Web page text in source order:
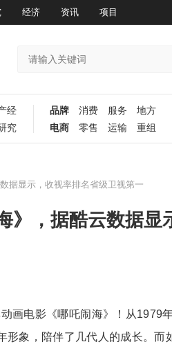
经济 资讯 项目
经
究
品牌 消费 服务
地方
电商
零售 运输 重组
据显示，收视率排名省级卫视第一
》，据酷云数据显
画电影《哪吒闹海》！从1979
形象，陪伴了几代人的成长。